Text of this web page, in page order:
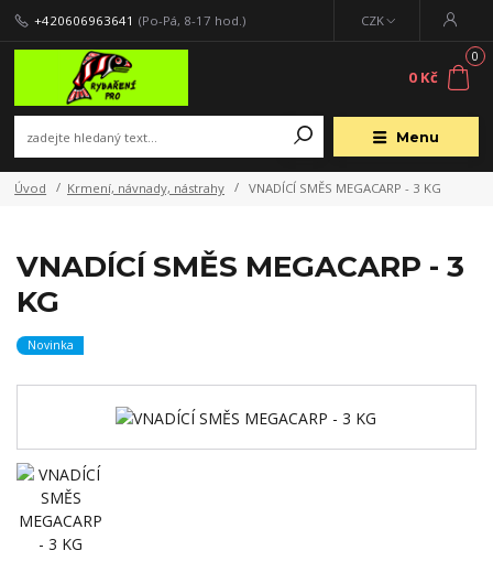
Menu
CZK
+420606963641 (Po-Pá, 8-17 hod.)
0
0 Kč
Úvod Krmení, návnady, nástrahy VNADÍCÍ SMĚS MEGACARP - 3 KG
VNADÍCÍ SMĚS MEGACARP - 3
KG
Novinka